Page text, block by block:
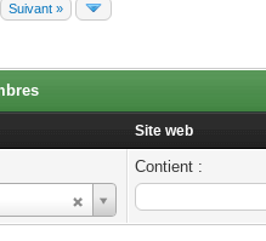
Suivant »
Site web
Contient :